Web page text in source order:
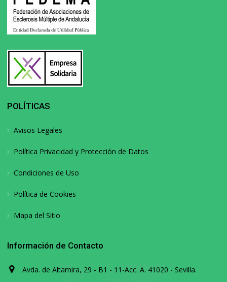
POLÍTICAS
Avisos Legales
Política Privacidad y Protección de Datos
Condiciones de Uso
Política de Cookies
Mapa del Sitio
Información de Contacto
Avda. de Altamira, 29 - B1 - 11-Acc. A. 41020 - Sevilla.